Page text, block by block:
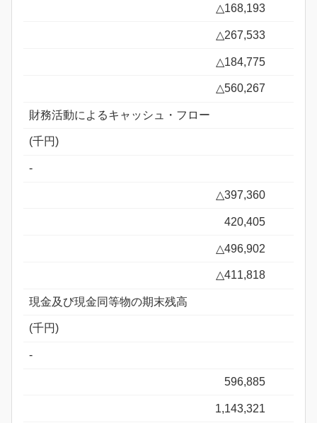
△168,193
△267,533
△184,775
△560,267
財務活動によるキャッシュ・フロー
(千円)
-
△397,360
420,405
△496,902
△411,818
現金及び現金同等物の期末残高
(千円)
-
596,885
1,143,321